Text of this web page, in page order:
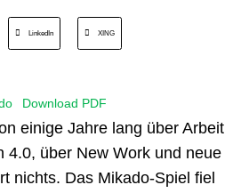
LinkedIn XING
Download PDF
einige Jahre lang über Arbeit
4.0, über New Work und neue
nichts. Das Mikado-Spiel fiel